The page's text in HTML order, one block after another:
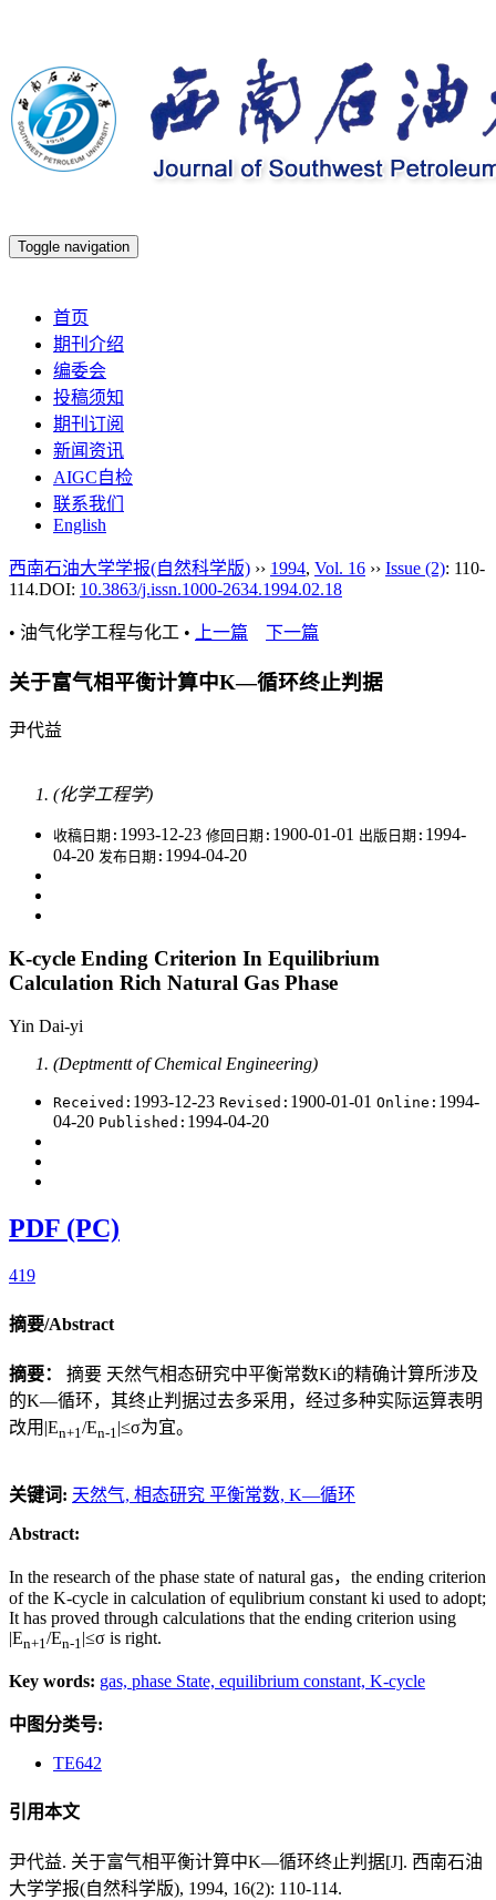
Toggle navigation
首页
期刊介绍
编委会
投稿须知
期刊订阅
新闻资讯
AIGC自检
联系我们
English
西南石油大学学报(自然科学版) ›› 1994, Vol. 16 ›› Issue (2): 110-
114.DOI: 10.3863/j.issn.1000-2634.1994.02.18
• 油气化学工程与化工 • 上一篇 下一篇
关于富气相平衡计算中K—循环终止判据
尹代益
(化学工程学)
收稿日期: 1993-12-23 修回日期: 1900-01-01 出版日期: 1994-
04-20 发布日期: 1994-04-20
K-cycle Ending Criterion In Equilibrium
Calculation Rich Natural Gas Phase
Yin Dai-yi
(Deptmentt of Chemical Engineering)
Received: 1993-12-23 Revised: 1900-01-01 Online: 1994-
04-20 Published: 1994-04-20
PDF (PC)
419
摘要/Abstract
摘要： 摘要 天然气相态研究中平衡常数Ki的精确计算所涉及
的K—循环，其终止判据过去多采用，经过多种实际运算表明
改用|En+1/En-1|≤σ为宜。
关键词: 天然气, 相态研究 平衡常数, K—循环
Abstract:
In the research of the phase state of natural gas，the ending criterion
of the K-cycle in calculation of equlibrium constant ki used to adopt;
It has proved through calculations that the ending criterion using
|En+1/En-1|≤σ is right.
Key words: gas, phase State, equilibrium constant, K-cycle
中图分类号:
TE642
引用本文
尹代益. 关于富气相平衡计算中K—循环终止判据[J]. 西南石油
大学学报(自然科学版), 1994, 16(2): 110-114.